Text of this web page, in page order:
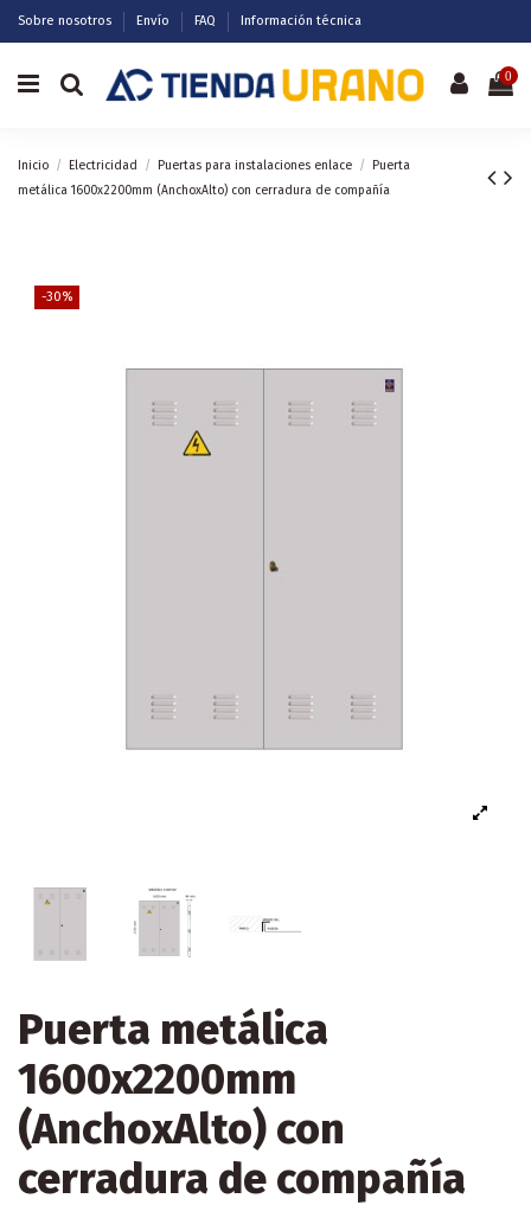
Sobre nosotros Envío FAQ Información técnica
0
Inicio Electricidad Puertas para instalaciones enlace
Puerta
metálica 1600x2200mm (AnchoxAlto) con cerradura de compañía
-30%
Puerta metálica
1600x2200mm
(AnchoxAlto) con
cerradura de compañía